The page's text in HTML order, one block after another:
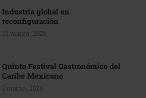
Industria global en
reconfiguración
31 marzo, 2026
Quinto Festival Gastronómico del
Caribe Mexicano
2 marzo, 2026